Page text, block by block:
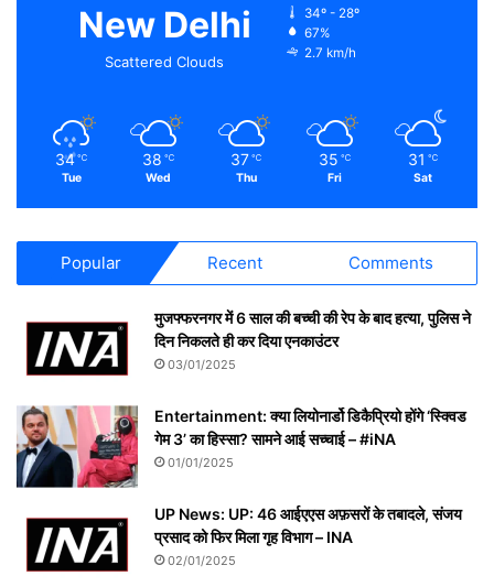
New Delhi
Scattered Clouds
34º - 28º
67%
2.7 km/h
34 ℃
Tue
38 ℃
Wed
37 ℃
Thu
35 ℃
Fri
31 ℃
Sat
Popular Recent Comments
मुजफ्फरनगर में 6 साल की बच्ची की रेप के बाद हत्या, पुलिस ने
दिन निकलते ही कर दिया एनकाउंटर
03/01/2025
Entertainment: क्या लियोनार्डो डिकैप्रियो होंगे ‘स्क्विड
गेम 3’ का हिस्सा? सामने आई सच्चाई – #iNA
01/01/2025
UP News: UP: 46 आईएएस अफ़सरों के तबादले, संजय
प्रसाद को फिर मिला गृह विभाग – INA
02/01/2025